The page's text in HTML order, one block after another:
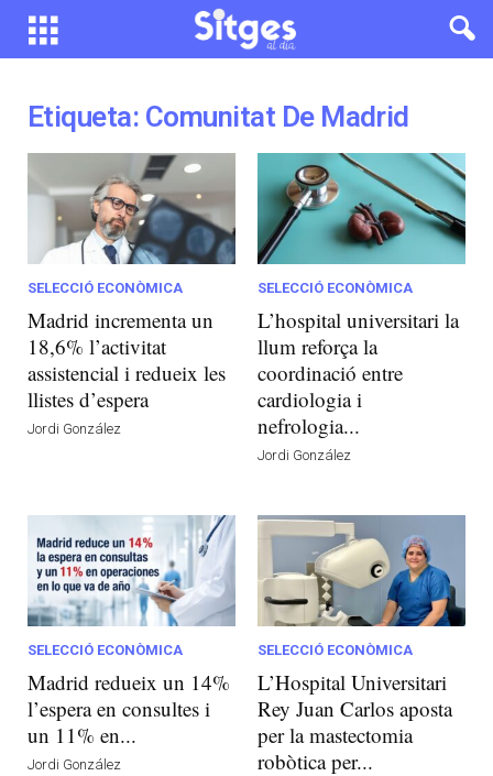
Etiqueta: Comunitat De Madrid
SELECCIÓ ECONÒMICA
Madrid incrementa un
18,6% l’activitat
assistencial i redueix les
llistes d’espera
Jordi González
SELECCIÓ ECONÒMICA
L’hospital universitari la
llum reforça la
coordinació entre
cardiologia i
nefrologia...
Jordi González
SELECCIÓ ECONÒMICA
Madrid redueix un 14%
l’espera en consultes i
un 11% en...
Jordi González
SELECCIÓ ECONÒMICA
L’Hospital Universitari
Rey Juan Carlos aposta
per la mastectomia
robòtica per...